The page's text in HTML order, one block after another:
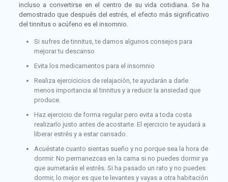
incluso a convertirse en el centro de su vida cotidiana. Se ha
demostrado que después del estrés, el efecto más significativo
del tinnitus o acúfeno es el insomnio.
Si sufres de tinnitus, te damos algunos consejos para
mejorar tu descanso
Evita los medicamentos para el insomnio
Realiza ejercicicios de relajación, te ayudarán a darle
menos importancia al tinnitus y a reducir la ansiedad que
produce.
Haz ejercicio de forma regular pero evita a toda costa
realizarlo justo antes de acostarte. El ejercicio te ayudará a
liberar estrés y a estar cansado.
Acuéstate cuanto sientas sueño y no porque sea la hora de
dormir. No permanezcas en la cama si no puedes dormir ya
que aumetarás el estrés. Si ha pasado un rato y no puedes
dormir, lo mejor es que te levantes y vayas a otra habitación